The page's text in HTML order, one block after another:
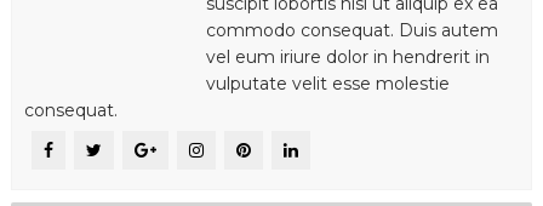
commodo consequat. Duis autem
vel eum iriure dolor in hendrerit in
vulputate velit esse molestie
consequat.